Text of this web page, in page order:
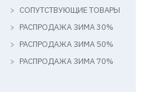
СОПУТСТВУЮЩИЕ ТОВАРЫ
РАСПРОДАЖА ЗИМА 30%
РАСПРОДАЖА ЗИМА 50%
РАСПРОДАЖА ЗИМА 70%